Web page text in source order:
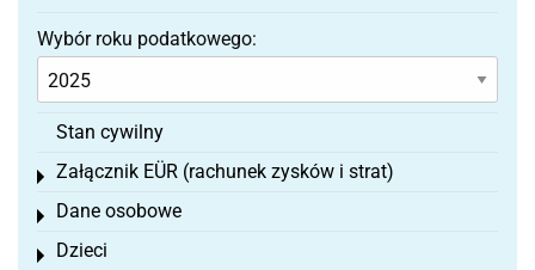
Wybór roku podatkowego:
Stan cywilny
Załącznik EÜR (rachunek zysków i strat)
Toggle menu
Dane osobowe
Toggle menu
Dzieci
Toggle menu